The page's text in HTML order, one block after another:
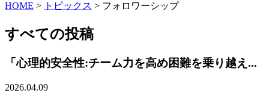
HOME > トピックス > フォロワーシップ
すべての投稿
「心理的安全性:チーム力を高め困難を乗り越え...
2026.04.09